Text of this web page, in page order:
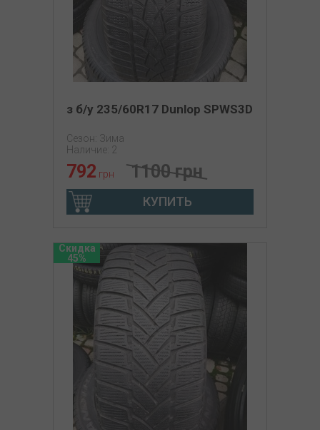
з б/у 235/60R17 Dunlop SPWS3D
Сезон: Зима
Наличие: 2
792 грн 1100 грн
КУПИТЬ
Скидка
45%